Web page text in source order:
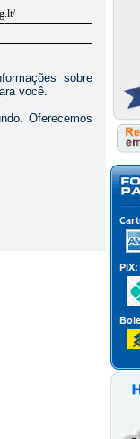
sobre
você.
Oferecemos